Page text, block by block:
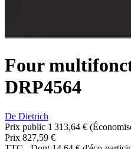
Four
DRP4564
De Dietrich
Prix public 1 313,64 €
Prix 827,59 €